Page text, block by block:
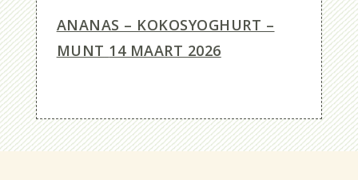
ANANAS – KOKOSYOGHURT –
MUNT 14 MAART 2026